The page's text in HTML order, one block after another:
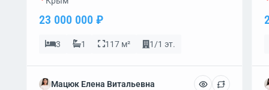
23 000 000 ₽
3 1 117 м² 1/1 эт.
Мацюк Елена Витальевна